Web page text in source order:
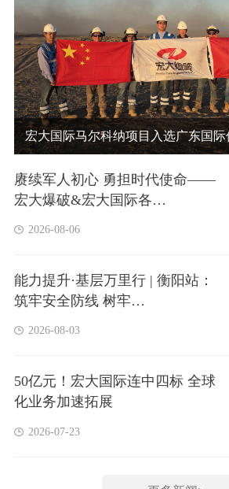
宏大国际马尔科纳项目入选广东国
案例
赓续军人初心 勇担时代使命——
宏大爆破&宏大国际各…
2026-08-06
能力提升·基层万里行 | 衡阳站：
筑牢安全防线 树牢…
2026-08-03
50亿元！宏大国际连中四标 全球
化业务加速拓展
2026-07-23